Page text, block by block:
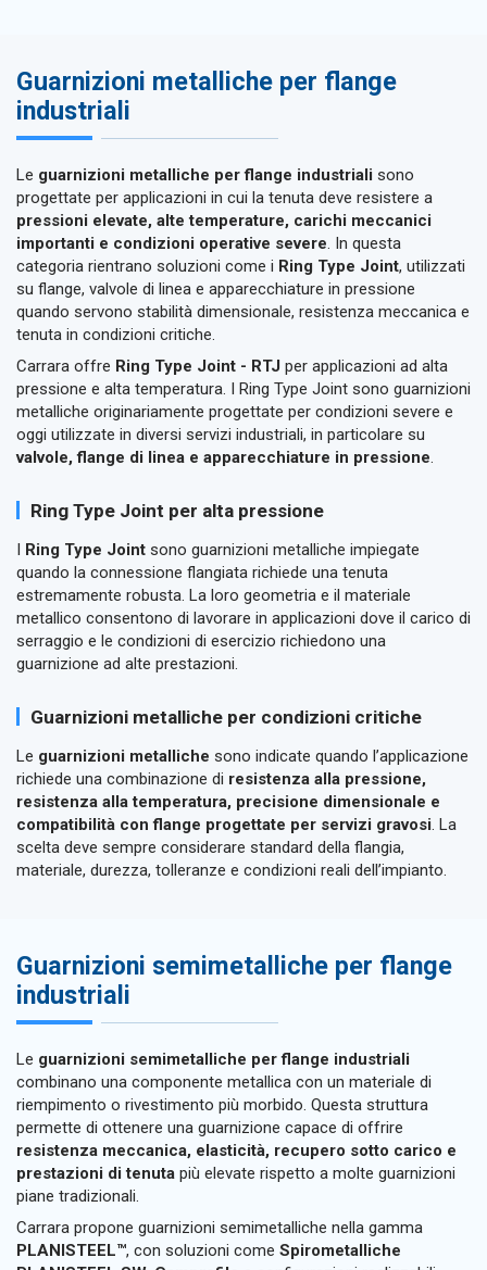
Guarnizioni metalliche per flange
industriali
Le guarnizioni metalliche per flange industriali sono
progettate per applicazioni in cui la tenuta deve resistere a
pressioni elevate, alte temperature, carichi meccanici
importanti e condizioni operative severe. In questa
categoria rientrano soluzioni come i Ring Type Joint, utilizzati
su flange, valvole di linea e apparecchiature in pressione
quando servono stabilità dimensionale, resistenza meccanica e
tenuta in condizioni critiche.
Carrara offre Ring Type Joint - RTJ per applicazioni ad alta
pressione e alta temperatura. I Ring Type Joint sono guarnizioni
metalliche originariamente progettate per condizioni severe e
oggi utilizzate in diversi servizi industriali, in particolare su
valvole, flange di linea e apparecchiature in pressione.
Ring Type Joint per alta pressione
I Ring Type Joint sono guarnizioni metalliche impiegate
quando la connessione flangiata richiede una tenuta
estremamente robusta. La loro geometria e il materiale
metallico consentono di lavorare in applicazioni dove il carico di
serraggio e le condizioni di esercizio richiedono una
guarnizione ad alte prestazioni.
Guarnizioni metalliche per condizioni critiche
Le guarnizioni metalliche sono indicate quando l’applicazione
richiede una combinazione di resistenza alla pressione,
resistenza alla temperatura, precisione dimensionale e
compatibilità con flange progettate per servizi gravosi. La
scelta deve sempre considerare standard della flangia,
materiale, durezza, tolleranze e condizioni reali dell’impianto.
Guarnizioni semimetalliche per flange
industriali
Le guarnizioni semimetalliche per flange industriali
combinano una componente metallica con un materiale di
riempimento o rivestimento più morbido. Questa struttura
permette di ottenere una guarnizione capace di offrire
resistenza meccanica, elasticità, recupero sotto carico e
prestazioni di tenuta più elevate rispetto a molte guarnizioni
piane tradizionali.
Carrara propone guarnizioni semimetalliche nella gamma
PLANISTEEL™, con soluzioni come Spirometalliche